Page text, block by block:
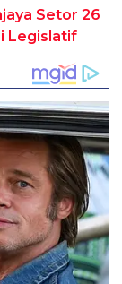
Setor 26
Legislatif